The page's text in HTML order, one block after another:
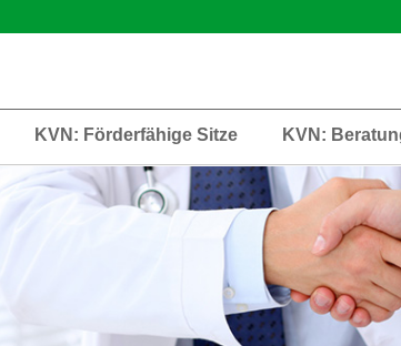
KVN: Förderfähige Sitze KVN: